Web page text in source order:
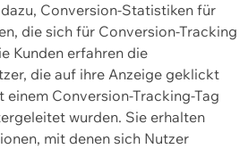
Conversion-Statistiken für
die sich für Conversion-Tracking
Kunden erfahren die
die auf ihre Anzeige geklickt
einem Conversion-Tracking-Tag
wurden. Sie erhalten
mit denen sich Nutzer